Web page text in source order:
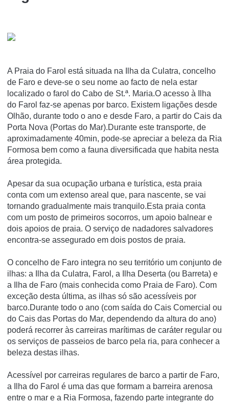
A Praia do Farol está situada na Ilha da Culatra, concelho
de Faro e deve-se o seu nome ao facto de nela estar
localizado o farol do Cabo de St.ª. Maria.O acesso à Ilha
do Farol faz-se apenas por barco. Existem ligações desde
Olhão, durante todo o ano e desde Faro, a partir do Cais da
Porta Nova (Portas do Mar).Durante este transporte, de
aproximadamente 40min, pode-se apreciar a beleza da Ria
Formosa bem como a fauna diversificada que habita nesta
área protegida.
Apesar da sua ocupação urbana e turística, esta praia
conta com um extenso areal que, para nascente, se vai
tornando gradualmente mais tranquilo.Esta praia conta
com um posto de primeiros socorros, um apoio balnear e
dois apoios de praia. O serviço de nadadores salvadores
encontra-se assegurado em dois postos de praia.
O concelho de Faro integra no seu território um conjunto de
ilhas: a Ilha da Culatra, Farol, a Ilha Deserta (ou Barreta) e
a Ilha de Faro (mais conhecida como Praia de Faro). Com
exceção desta última, as ilhas só são acessíveis por
barco.Durante todo o ano (com saída do Cais Comercial ou
do Cais das Portas do Mar, dependendo da altura do ano)
poderá recorrer às carreiras marítimas de caráter regular ou
os serviços de passeios de barco pela ria, para conhecer a
beleza destas ilhas.
Acessível por carreiras regulares de barco a partir de Faro,
a Ilha do Farol é uma das que formam a barreira arenosa
entre o mar e a Ria Formosa, fazendo parte integrante do